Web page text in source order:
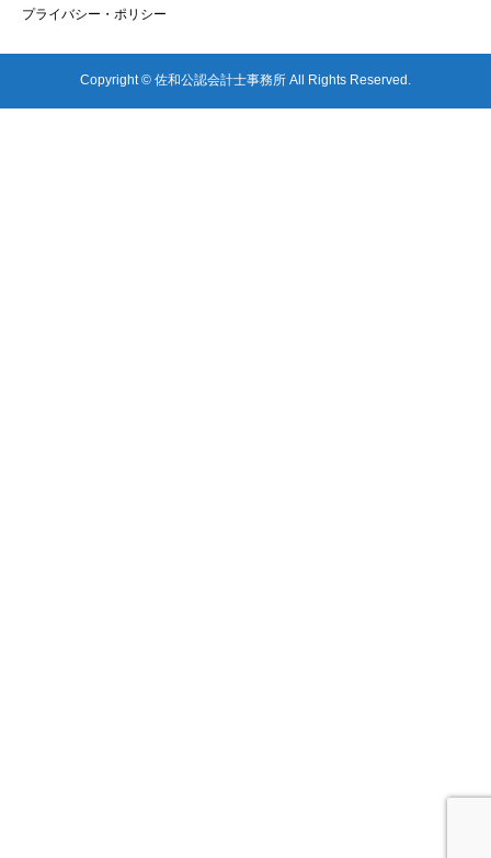
プライバシー・ポリシー
Copyright © 佐和公認会計士事務所 All Rights Reserved.